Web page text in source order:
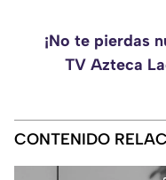
¡No te pierdas
TV Azteca
CONTENIDO